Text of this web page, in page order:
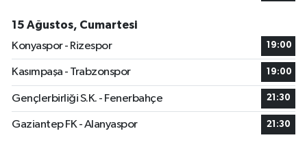
15 Ağustos, Cumartesi
Konyaspor - Rizespor
19:00
Kasımpaşa - Trabzonspor 19:00
Gençlerbirliği S.K. - Fenerbahçe 21:30
Gaziantep FK - Alanyaspor 21:30